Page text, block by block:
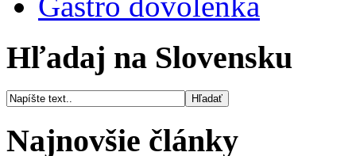
Hľadaj na Slovensku
Najnovšie články